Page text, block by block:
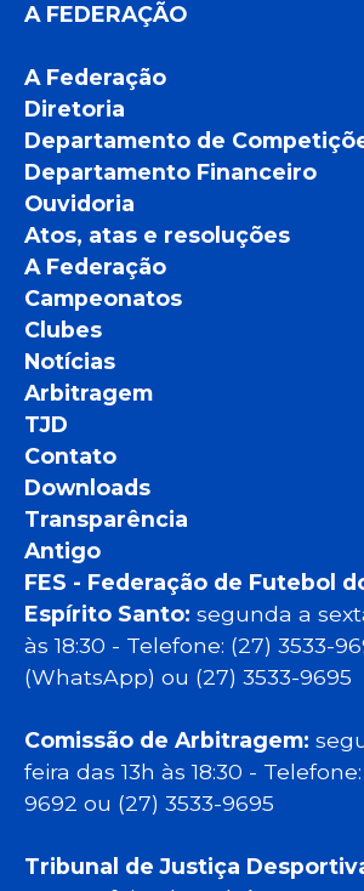
A FEDERAÇÃO
A Federação
Diretoria
Departamento de
Departamento Financeiro
Ouvidoria
Atos, atas e resoluções
A Federação
Campeonatos
Clubes
Notícias
Arbitragem
TJD
Contato
Downloads
Transparência
Antigo
FES - Federação de Futebol
Espírito Santo: segunda a
às 18:30 - Telefone: (27) 3533-
(WhatsApp) ou (27) 3533-9695
Comissão de Arbitragem:
feira das 13h às 18:30 -
9692 ou (27) 3533-9695
Tribunal de Justiça